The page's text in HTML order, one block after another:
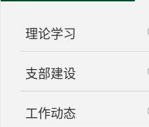
理论学习
支部建设
工作动态